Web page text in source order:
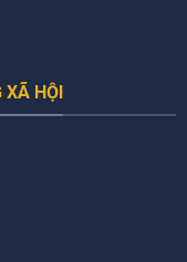
XÃ HỘI